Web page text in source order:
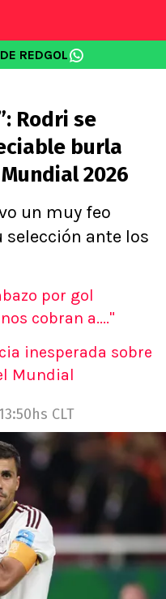
REDGOL
Rodri se
burla
2026
un muy feo
ante los
por gol
cobran a...."
inesperada sobre
Mundial
CLT